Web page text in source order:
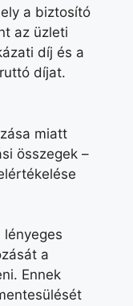
a biztosító
az üzleti
díj és a
díjat.
miatt
összegek –
a
Ennek